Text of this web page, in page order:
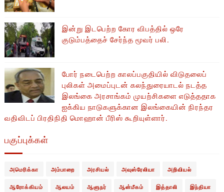
இன்று இடபெற்ற கோர விபத்தில் ஒரே
குடும்பத்தைச் சேர்ந்த மூவர் பலி.
போர் நடைபெற்ற காலப்பகுதியில் ​​விடுதலைப்
புலிகள் அமைப்புடன் கலந்துரையாடல் நடத்த
இலங்கை அரசாங்கம் முயற்சிகளை எடுத்ததாக
ஐக்கிய நாடுகளுக்கான இலங்கையின் நிரந்தர
வதிவிடப் பிரதிநிதி மொஹான் பீரிஸ் கூறியுள்ளார்.
பகுப்புக்கள்
அமெரிக்கா அம்பாறை அரசியல் அவுஸ்ரேலியா அறிவியல்
ஆரோக்கியம் ஆலயம் ஆளுநர் ஆன்மீகம் இத்தாலி இந்தியா